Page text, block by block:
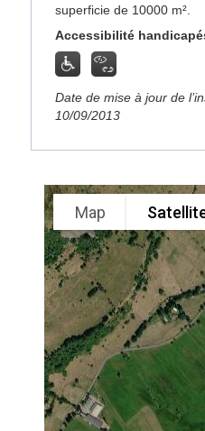
superficie de 10000 m².
Accessibilité
Date de mise à jour de
10/09/2013
Map